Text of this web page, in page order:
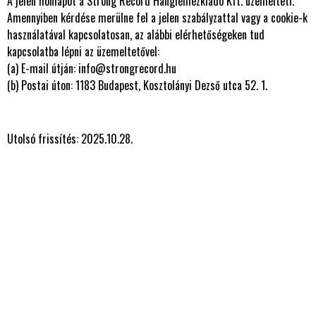
Amennyiben kérdése merülne fel a jelen szabályzattal vagy a cookie-k
használatával kapcsolatosan, az alábbi elérhetőségeken tud
kapcsolatba lépni az üzemeltetővel:
(a) E-mail útján: info@strongrecord.hu
(b) Postai úton: 1183 Budapest, Kosztolányi Dezső utca 52. 1.
Utolsó frissítés: 2025.10.28.